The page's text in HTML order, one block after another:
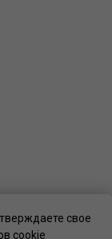
свое
cookie